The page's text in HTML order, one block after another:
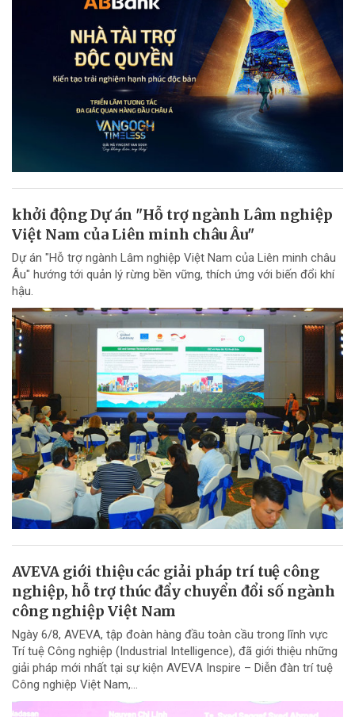
khởi động Dự án "Hỗ trợ ngành Lâm nghiệp
Việt Nam của Liên minh châu Âu"
Dự án "Hỗ trợ ngành Lâm nghiệp Việt Nam của Liên minh châu
Âu" hướng tới quản lý rừng bền vững, thích ứng với biến đổi khí
hậu.
AVEVA giới thiệu các giải pháp trí tuệ công
nghiệp, hỗ trợ thúc đẩy chuyển đổi số ngành
công nghiệp Việt Nam
Ngày 6/8, AVEVA, tập đoàn hàng đầu toàn cầu trong lĩnh vực
Trí tuệ Công nghiệp (Industrial Intelligence), đã giới thiệu những
giải pháp mới nhất tại sự kiện AVEVA Inspire – Diễn đàn trí tuệ
Công nghiệp Việt Nam,...